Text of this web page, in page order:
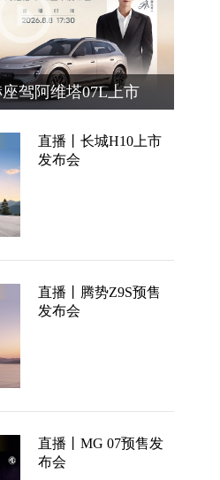
驾阿维塔07L上市
直播丨长城H10上市
发布会
直播丨腾势Z9S预售
发布会
直播丨MG 07预售发
布会